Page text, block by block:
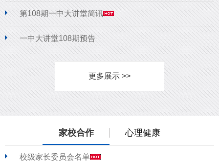
第108期一中大讲堂简讯
一中大讲堂108期预告
更多展示 >>
家校合作 心理健康
校级家长委员会名单